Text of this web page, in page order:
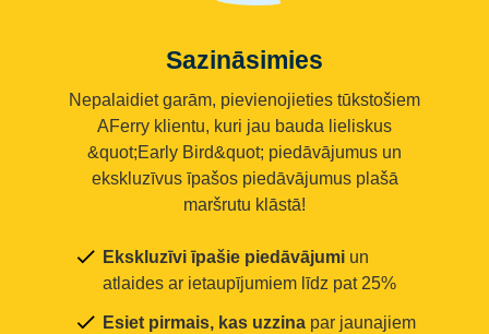
Sazināsimies
Nepalaidiet garām, pievienojieties tūkstošiem
AFerry klientu, kuri jau bauda lieliskus
&quot;Early Bird&quot; piedāvājumus un
ekskluzīvus īpašos piedāvājumus plašā
maršrutu klāstā!
Ekskluzīvi īpašie piedāvājumi un
atlaides ar ietaupījumiem līdz pat 25%
Esiet pirmais, kas uzzina par jaunajiem